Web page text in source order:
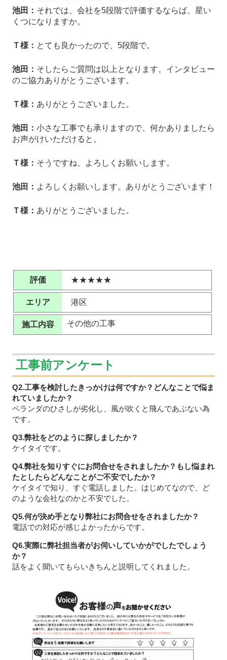
池田： それでは、会社を5段階で評価するならば、星い
くつになりますか。
Ｔ様： とても良かったので、5段階で。
池田： そしたらご質問は以上となります。インタビュー
のご協力ありがとうございます。
Ｔ様： ありがとうございました。
池田： 小さな工事でも承りますので、何かありましたら
お声がけいただけると。
Ｔ様： そうですね、よろしくお願いします。
池田： よろしくお願いします。ありがとうございます！
Ｔ様： ありがとうございました。
評価 ★★★★★
エリア 港区
施工内容 その他の工事
工事前アンケート
Q2.工事を検討したきっかけは何ですか？どんなことで悩ま
れていましたか？
ベランダのひさしが劣化し、風が吹くと飛んであぶない為
です。
Q3.弊社をどのように探しましたか？
ケイタイです。
Q4.弊社を知りすぐにお問合せをされましたか？もし悩まれ
たとしたらどんなことがご不安でしたか？
ケイタイで知り、すぐ電話しました。はじめてなので、ど
のような会社なのかと不安でした。
Q5.何が決め手となり弊社にお問合せをされましたか？
電話での対応が感じよかったからです。
Q6.実際に弊社担当者がお伺いしていかがでしたでしょう
か？
話をよく聞いてもらいきちんと説明してくれました。